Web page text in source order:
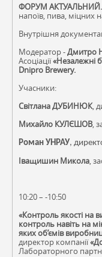
ФОРУМ АКТУАЛЬНИЙ.
напоїв, пива, міцних
Внутрішня
Модератор -Дмитро
Асоціації«Незалежні
Dnipro Brewery.
Учасники:
Світлана ДУБИНЮК,
Михайло КУЛЄШОВ,
Роман УНРАУ,
Іващишин Микола,
10:20 – -10:50
«Контроль якості на
контроль навіть на
яких об’ємів
директор компанії
Лабораторного